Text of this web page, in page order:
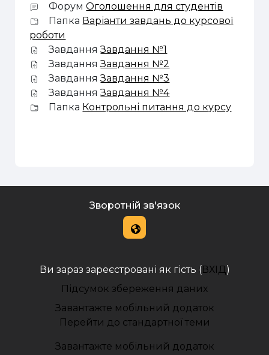
ФорумОголошення для студентів
Папка Варіанти завдань до курсової
роботи
ЗавданняЗавдання №1
ЗавданняЗавдання №2
ЗавданняЗавдання №3
ЗавданняЗавдання №4
Папка Контрольні питання до курсу
Зворотній зв'язок
Ви зараз зареєстровані як гість (ВХІД)
Підсумок збереження даних
Завантажте мобільний додаток
Перейти до стандартної теми
Завантажте мобільний додаток